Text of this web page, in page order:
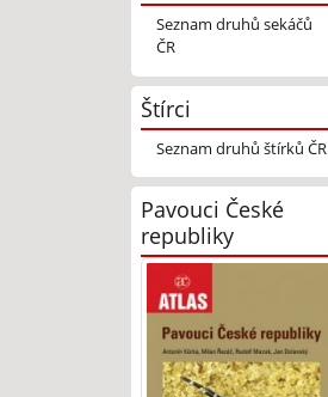
Seznam druhů sekáčů
ČR
Štírci
Seznam druhů štírků ČR
Pavouci České
republiky